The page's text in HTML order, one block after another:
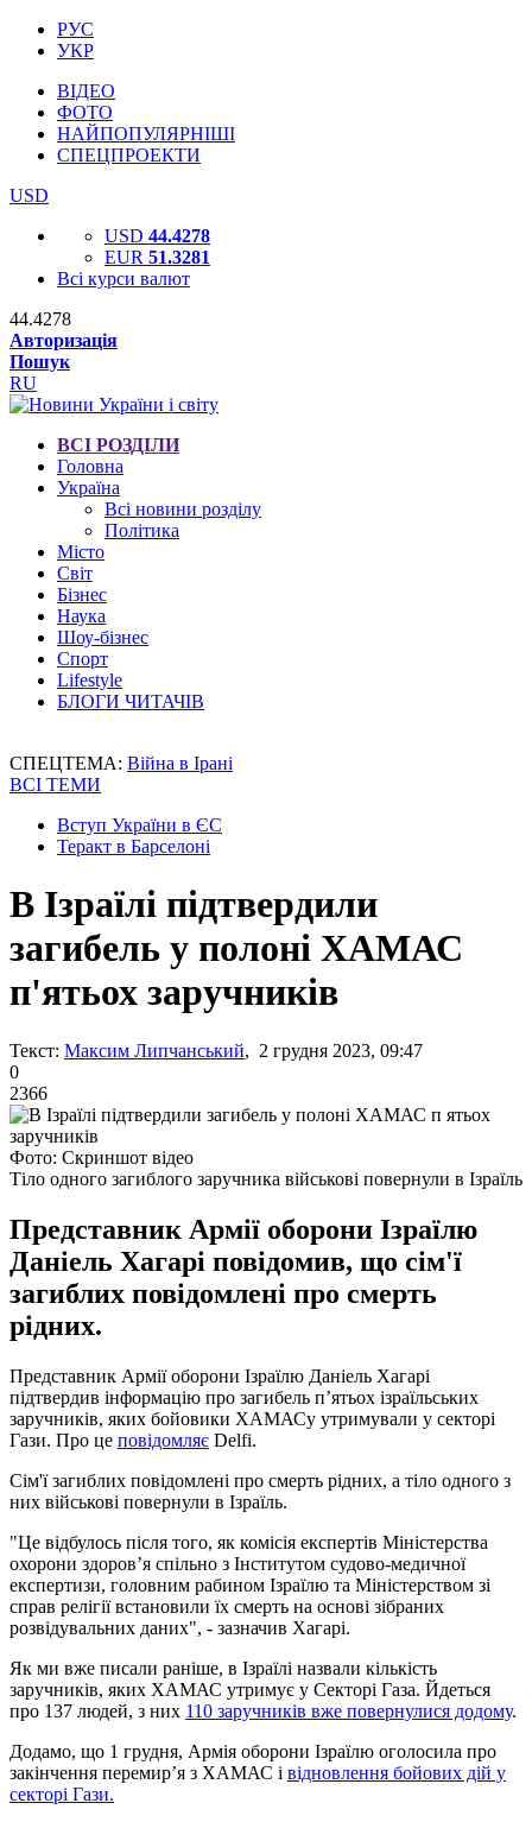
РУС
УКР
ВІДЕО
ФОТО
НАЙПОПУЛЯРНІШІ
СПЕЦПРОЕКТИ
USD
USD 44.4278
EUR 51.3281
Всі курси валют
44.4278
Авторизація
Пошук
RU
ВСІ РОЗДІЛИ
Головна
Україна
Всі новини розділу
Політика
Місто
Світ
Бізнес
Наука
Шоу-бізнес
Спорт
Lifestyle
БЛОГИ ЧИТАЧІВ
СПЕЦТЕМА: Війна в Ірані
ВСІ ТЕМИ
Вступ України в ЄС
Теракт в Барселоні
В Ізраїлі підтвердили
загибель у полоні ХАМАС
п'ятьох заручників
Текст: Максим Липчанський, 2 грудня 2023, 09:47
0
2366
Фото: Скриншот відео
Тіло одного загиблого заручника військові повернули в Ізраїль
Представник Армії оборони Ізраїлю
Даніель Хагарі повідомив, що сім'ї
загиблих повідомлені про смерть
рідних.
Представник Армії оборони Ізраїлю Даніель Хагарі
підтвердив інформацію про загибель п’ятьох ізраїльських
заручників, яких бойовики ХАМАСу утримували у секторі
Гази. Про це повідомляє Delfi.
Сім'ї загиблих повідомлені про смерть рідних, а тіло одного з
них військові повернули в Ізраїль.
"Це відбулось після того, як комісія експертів Міністерства
охорони здоров’я спільно з Інститутом судово-медичної
експертизи, головним рабином Ізраїлю та Міністерством зі
справ релігії встановили їх смерть на основі зібраних
розвідувальних даних", - зазначив Хагарі.
Як ми вже писали раніше, в Ізраїлі назвали кількість
заручників, яких ХАМАС утримує у Секторі Газа. Йдеться
про 137 людей, з них 110 заручників вже повернулися додому.
Додамо, що 1 грудня, Армія оборони Ізраїлю оголосила про
закінчення перемир’я з ХАМАС і відновлення бойових дій у
секторі Гази.